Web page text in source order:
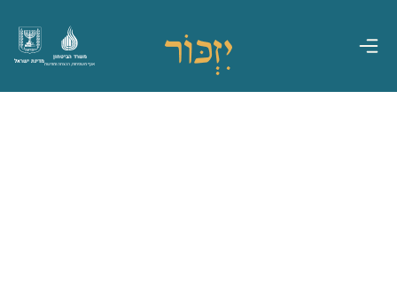
מדינת ישראל
משרד הביטחון
אגף משפחות, הנצחה ומורשת